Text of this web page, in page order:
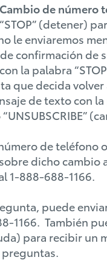
de número
(detener)
le enviaremos
confirmación de
la palabra
que decida
de texto con la
de teléfono
dicho
1-888-688-1166.
puede
1166. También
para recibir
preguntas.